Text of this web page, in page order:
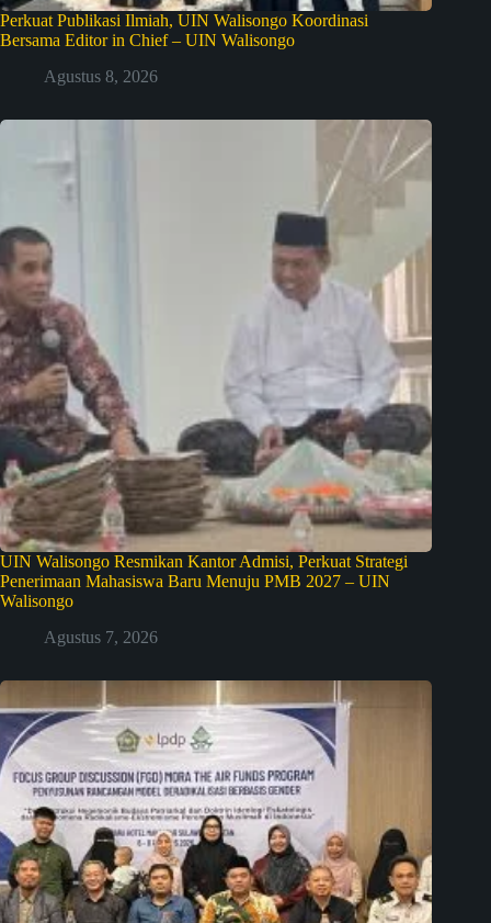
Perkuat Publikasi Ilmiah, UIN Walisongo Koordinasi
Bersama Editor in Chief – UIN Walisongo
Agustus 8, 2026
UIN Walisongo Resmikan Kantor Admisi, Perkuat Strategi
Penerimaan Mahasiswa Baru Menuju PMB 2027 – UIN
Walisongo
Agustus 7, 2026